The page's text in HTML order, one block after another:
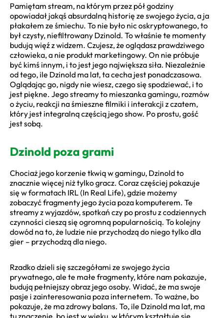
Pamiętam stream, na którym przez pół godziny
opowiadał jakąś absurdalną historię ze swojego życia, a ja
płakałem ze śmiechu. To nie było nic oskryptowanego, to
był czysty, niefiltrowany Dzinold. To właśnie te momenty
budują więź z widzem. Czujesz, że oglądasz prawdziwego
człowieka, a nie produkt marketingowy. On nie próbuje
być kimś innym, i to jest jego największa siła. Niezależnie
od tego, ile Dzinold ma lat, ta cecha jest ponadczasowa.
Oglądając go, nigdy nie wiesz, czego się spodziewać, i to
jest piękne. Jego streamy to mieszanka gamingu, rozmów
o życiu, reakcji na śmieszne filmiki i interakcji z czatem,
który jest integralną częścią jego show. Po prostu, gość
jest sobą.
Dzinold poza grami
Chociaż jego korzenie tkwią w gamingu, Dzinold to
znacznie więcej niż tylko gracz. Coraz częściej pokazuje
się w formatach IRL (In Real Life), gdzie możemy
zobaczyć fragmenty jego życia poza komputerem. Te
streamy z wyjazdów, spotkań czy po prostu z codziennych
czynności cieszą się ogromną popularnością. To kolejny
dowód na to, że ludzie nie przychodzą do niego tylko dla
gier – przychodzą dla niego.
Rzadko dzieli się szczegółami ze swojego życia
prywatnego, ale te małe fragmenty, które nam pokazuje,
budują pełniejszy obraz jego osoby. Widać, że ma swoje
pasje i zainteresowania poza internetem. To ważne, bo
pokazuje, że ma zdrowy balans. To, ile Dzinold ma lat, ma